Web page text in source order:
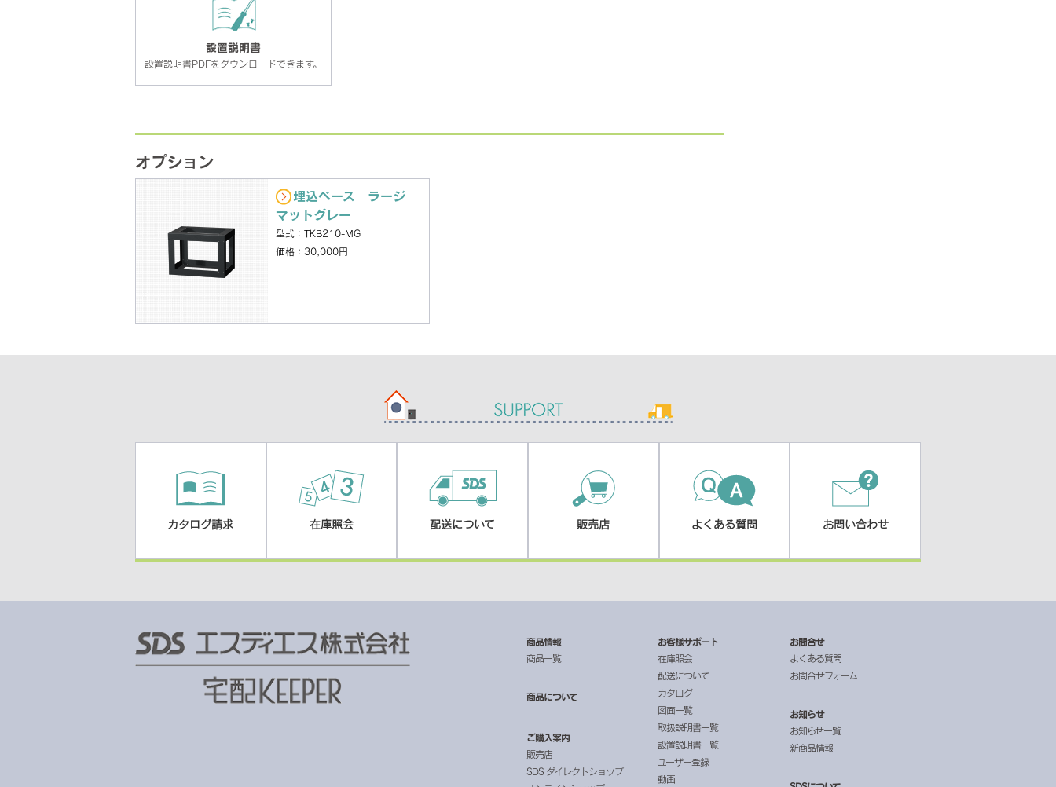
設置説明書
設置説明書PDFをダウンロードできます。
オプション
埋込ベース ラージ
マットグレー
型式：TKB210-MG
価格：30,000円
カタログ請求 在庫照会 配送について 販売店 よくある質問 お問い合わせ
商品情報
商品一覧
商品について
ご購入案内
販売店
SDS ダイレクトショップ
お客様サポート
在庫照会
配送について
カタログ
図面一覧
取扱説明書一覧
設置説明書一覧
ユーザー登録
動画
お問合せ
よくある質問
お問合せフォーム
お知らせ
お知らせ一覧
新商品情報